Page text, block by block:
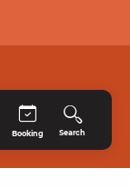
Booking Search